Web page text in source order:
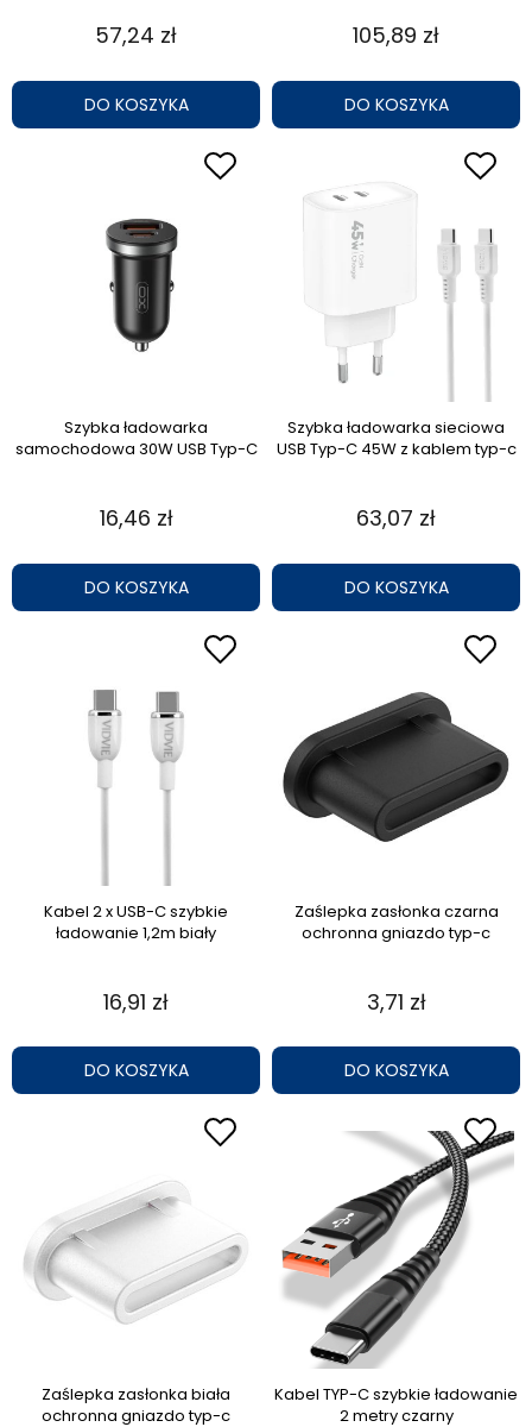
57,24 zł
DO KOSZYKA
105,89 zł
DO KOSZYKA
Szybka ładowarka
samochodowa 30W USB Typ-C
16,46 zł
DO KOSZYKA
Szybka ładowarka sieciowa
USB Typ-C 45W z kablem typ-c
63,07 zł
DO KOSZYKA
Kabel 2 x USB-C szybkie
ładowanie 1,2m biały
16,91 zł
DO KOSZYKA
Zaślepka zasłonka czarna
ochronna gniazdo typ-c
3,71 zł
DO KOSZYKA
Zaślepka zasłonka biała
ochronna gniazdo typ-c
Kabel TYP-C szybkie ładowanie
2 metry czarny